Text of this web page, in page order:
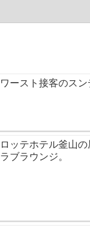
ワースト接客のスン
ロッテホテル釜山
ラブラウンジ。